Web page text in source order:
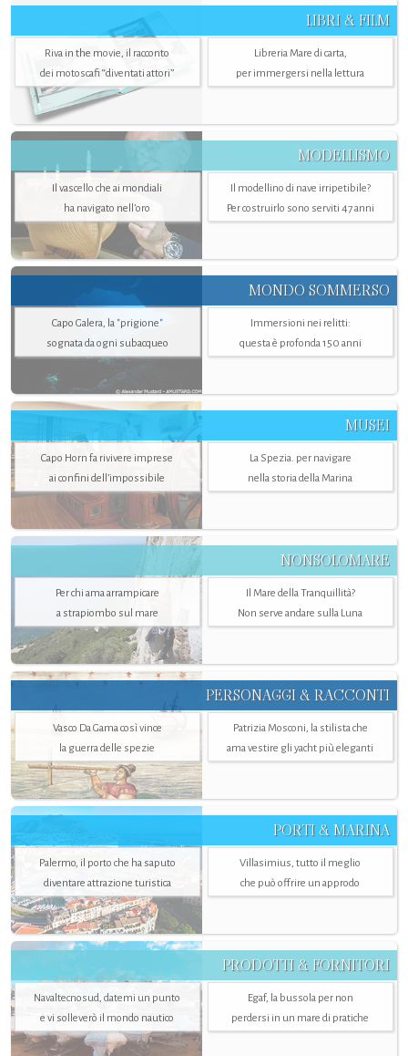
LIBRI & FILM
Riva in the movie, il racconto
dei motoscafi “diventati attori”
Libreria Mare di carta,
per immergersi nella lettura
MODELLISMO
Il vascello che ai mondiali
ha navigato nell’oro
Il modellino di nave irripetibile?
Per costruirlo sono serviti 47 anni
MONDO SOMMERSO
Capo Galera, la "prigione"
sognata da ogni subacqueo
Immersioni nei relitti:
questa è profonda 150 anni
MUSEI
Capo Horn fa rivivere imprese
ai confini dell’impossibile
La Spezia. per navigare
nella storia della Marina
NONSOLOMARE
Per chi ama arrampicare
a strapiombo sul mare
Il Mare della Tranquillità?
Non serve andare sulla Luna
PERSONAGGI & RACCONTI
Vasco Da Gama così vince
la guerra delle spezie
Patrizia Mosconi, la stilista che
ama vestire gli yacht più eleganti
PORTI & MARINA
Palermo, il porto che ha saputo
diventare attrazione turistica
Villasimius, tutto il meglio
che può offrire un approdo
PRODOTTI & FORNITORI
Navaltecnosud, datemi un punto
e vi solleverò il mondo nautico
Egaf, la bussola per non
perdersi in un mare di pratiche